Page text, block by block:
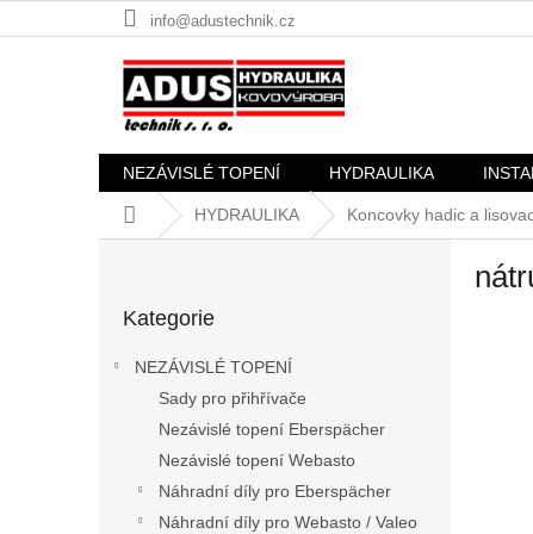
na
info@adustechnik.cz
NEZÁVISLÉ TOPENÍ HYDRAULIKA
Domů HYDRAULIKA Koncovky hadic a
kategorie
Kategorie
NEZÁVISLÉ TOPENÍ
Sady pro přihřívače
Nezávislé topení Eberspächer
Nezávislé topení Webasto
Náhradní díly pro Eberspächer
Náhradní díly pro Webasto / Valeo